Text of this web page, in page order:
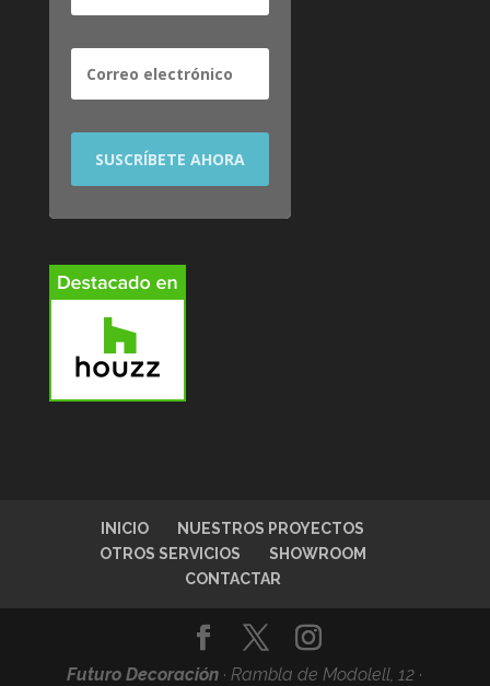
INICIO
NUESTROS PROYECTOS
OTROS SERVICIOS
SHOWROOM
CONTACTAR
Futuro Decoración ·Rambla de Modolell, 12 ·